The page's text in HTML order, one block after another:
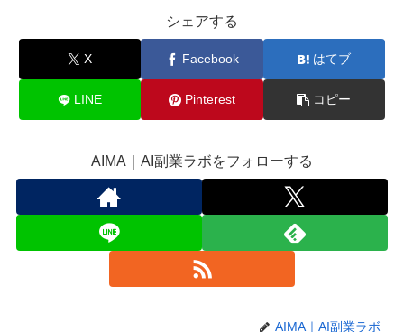
シェアする
X Facebook はてブ
LINE Pinterest コピー
AIMA｜AI副業ラボをフォローする
AIMA｜AI副業ラボ